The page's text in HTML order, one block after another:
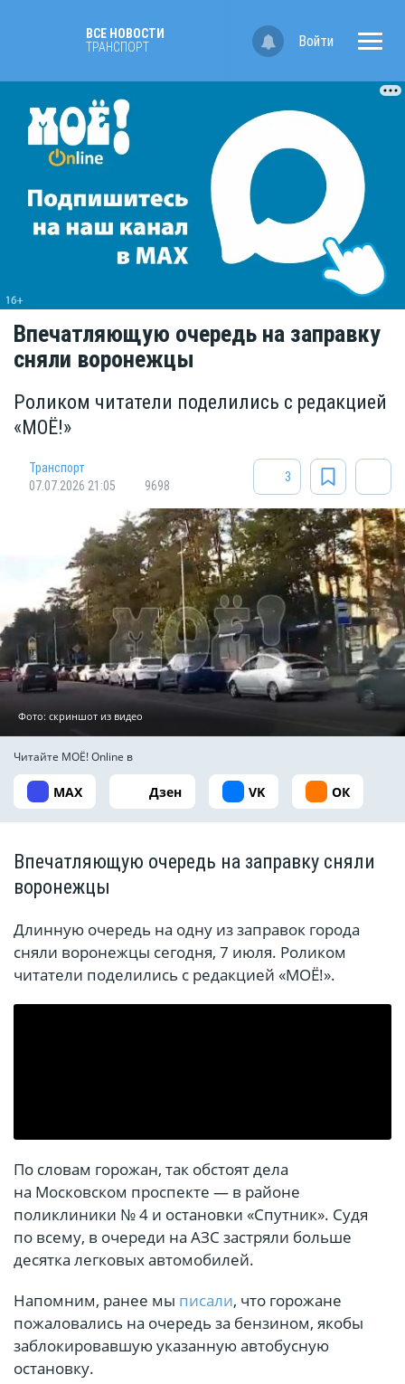
ВСЕ НОВОСТИ
ТРАНСПОРТ
Войти
Впечатляющую очередь на заправку
сняли воронежцы
Роликом читатели поделились с редакцией
«МОЁ!»
Транспорт
07.07.2026 21:05
9698
3
Фото: скриншот из видео
Читайте МОЁ! Online в
MAX Дзен VK ОК
Впечатляющую очередь на заправку сняли
воронежцы
Длинную очередь на одну из заправок города
сняли воронежцы сегодня, 7 июля. Роликом
читатели поделились с редакцией «МОЁ!».
По словам горожан, так обстоят дела
на Московском проспекте — в районе
поликлиники № 4 и остановки «Спутник». Судя
по всему, в очереди на АЗС застряли больше
десятка легковых автомобилей.
Напомним, ранее мы писали, что горожане
пожаловались на очередь за бензином, якобы
заблокировавшую указанную автобусную
остановку.